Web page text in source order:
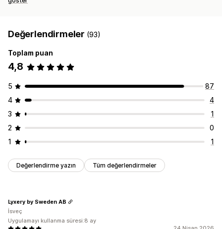
Değerlendirmeler (93)
Toplam puan
4,8
5
87
4
4
3
1
2
0
1
1
Değerlendirme yazın Tüm değerlendirmeler
Lyxery by Sweden AB
İsveç
Uygulamayı kullanma süresi:8 ay